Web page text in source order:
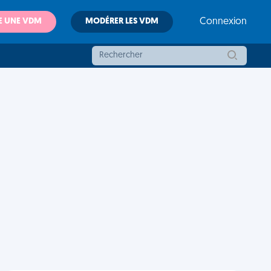
UNE VDM MODÉRER LES VDM Connexion